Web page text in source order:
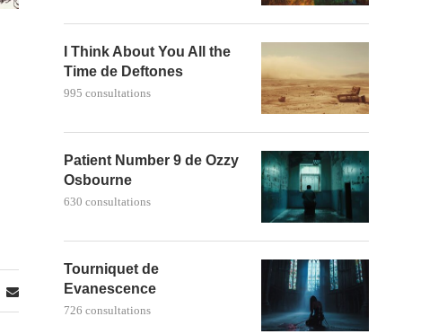
I Think About You All the
Time de Deftones
995 consultations
Patient Number 9 de Ozzy
Osbourne
630 consultations
Tourniquet de
Evanescence
726 consultations